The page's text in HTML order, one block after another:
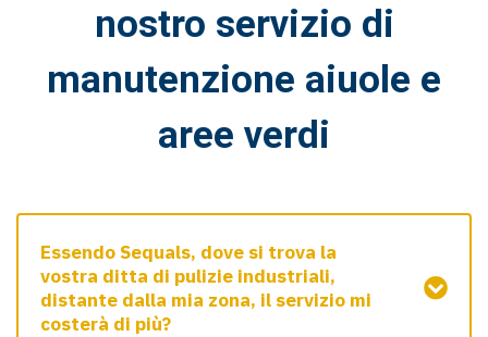
nostro servizio di
manutenzione aiuole e
aree verdi
Essendo Sequals, dove si trova la
vostra ditta di pulizie industriali,
distante dalla mia zona, il servizio mi
costerà di più?